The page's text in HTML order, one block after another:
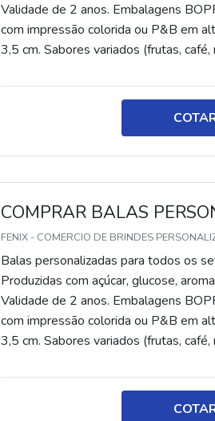
Validade de 2 anos. Embalagens
com impressão colorida ou P&B em
3,5 cm. Sabores variados (frutas,
COMPRAR BALAS
FENIX - COMERCIO DE BRINDES
Balas personalizadas para todos os
Produzidas com açúcar, glucose,
Validade de 2 anos. Embalagens
com impressão colorida ou P&B em
3,5 cm. Sabores variados (frutas,